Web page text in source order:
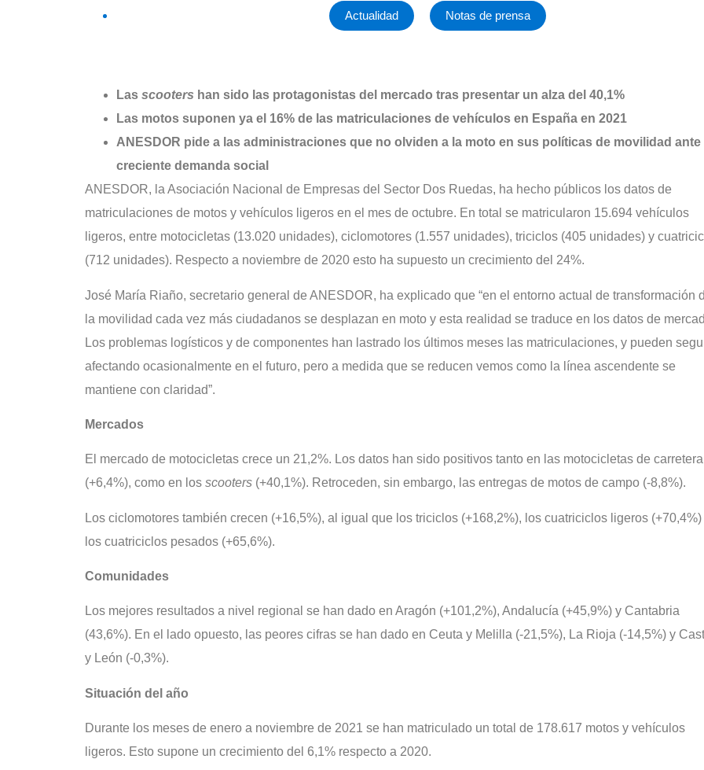
Actualidad Notas de prensa
Lasscooters han sido las protagonistas del mercado tras presentar un alza del 40,1%
Las motos suponen ya el 16% de las matriculaciones de vehículos en España en 2021
ANESDOR pide a las administraciones que no olviden a la moto en sus políticas de movilidad ante
creciente demanda social
ANESDOR, la Asociación Nacional de Empresas del Sector Dos Ruedas, ha hecho públicos los datos de
matriculaciones de motos y vehículos ligeros en el mes de octubre. En total se matricularon 15.694 vehículos
ligeros, entre motocicletas (13.020 unidades), ciclomotores (1.557 unidades), triciclos (405 unidades) y
(712 unidades). Respecto a noviembre de 2020 esto ha supuesto un crecimiento del 24%.
José María Riaño, secretario general de ANESDOR, ha explicado que “en el entorno actual de transformación
la movilidad cada vez más ciudadanos se desplazan en moto y esta realidad se traduce en los datos de
Los problemas logísticos y de componentes han lastrado los últimos meses las matriculaciones, y pueden
afectando ocasionalmente en el futuro, pero a medida que se reducen vemos como la línea ascendente se
mantiene con claridad”.
Mercados
El mercado de motocicletas crece un 21,2%. Los datos han sido positivos tanto en las motocicletas de carretera
(+6,4%), como en los scooters(+40,1%). Retroceden, sin embargo, las entregas de motos de campo (-8,8%).
Los ciclomotores también crecen (+16,5%), al igual que los triciclos (+168,2%), los cuatriciclos ligeros (+70,4%)
los cuatriciclos pesados (+65,6%).
Comunidades
Los mejores resultados a nivel regional se han dado en Aragón (+101,2%), Andalucía (+45,9%) y Cantabria
(43,6%). En el lado opuesto, las peores cifras se han dado en Ceuta y Melilla (-21,5%), La Rioja (-14,5%) y
y León (-0,3%).
Situación del año
Durante los meses de enero a noviembre de 2021 se han matriculado un total de 178.617 motos y vehículos
ligeros. Esto supone un crecimiento del 6,1% respecto a 2020.